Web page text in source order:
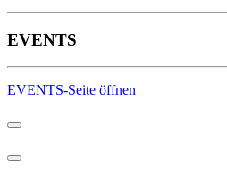
EVENTS
EVENTS-Seite öffnen